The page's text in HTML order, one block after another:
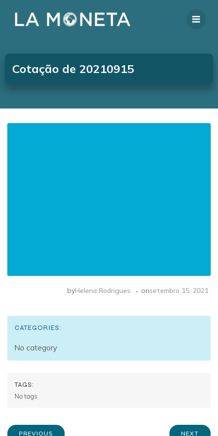
Cotação de 20210915
byHelena Rodrigues - onsetembro 15, 2021
CATEGORIES:
No category
TAGS:
No tags
PREVIOUS NEXT